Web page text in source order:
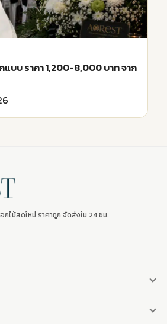
แบบ ราคา 1,200-8,000 บาท จาก
ไม้สดใหม่ ราคาถูก จัดส่งใน 24 ชม.